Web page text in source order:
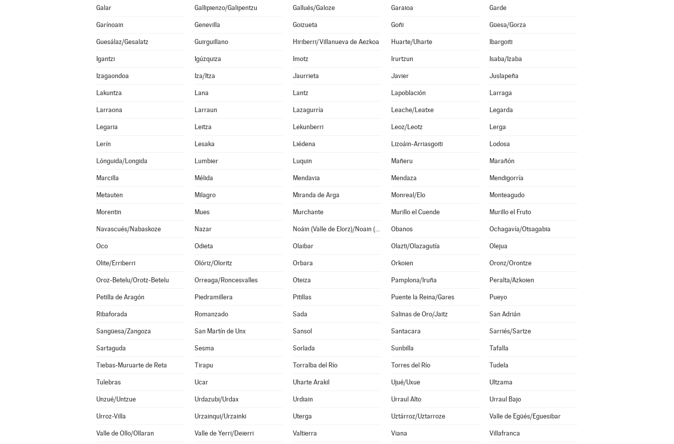
Galar Gallipienzo/Galipentzu Gallués/Galoze Garaioa Garde
Garínoain Genevilla Goizueta Goñi Güesa/Gorza
Guesálaz/Gesalatz Guirguillano Hiriberri/Villanueva de Aezkoa Huarte/Uharte Ibargoiti
Igantzi Igúzquiza Imotz Irurtzun Isaba/Izaba
Izagaondoa Iza/Itza Jaurrieta Javier Juslapeña
Lakuntza Lana Lantz Lapoblación Larraga
Larraona Larraun Lazagurría Leache/Leatxe Legarda
Legaria Leitza Lekunberri Leoz/Leotz Lerga
Lerín Lesaka Liédena Lizoáin-Arriasgoiti Lodosa
Lónguida/Longida Lumbier Luquin Mañeru Marañón
Marcilla Mélida Mendavia Mendaza Mendigorría
Metauten Milagro Miranda de Arga Monreal/Elo Monteagudo
Morentin Mues Murchante Murillo el Cuende Murillo el Fruto
Navascués/Nabaskoze Nazar Noáin (Valle de Elorz)/Noain (Elortzibar) Obanos Ochagavía/Otsagabia
Oco Odieta Olaibar Olazti/Olazagutía Olejua
Olite/Erriberri Olóriz/Oloritz Orbara Orkoien Oronz/Orontze
Oroz-Betelu/Orotz-Betelu Orreaga/Roncesvalles Oteiza Pamplona/Iruña Peralta/Azkoien
Petilla de Aragón Piedramillera Pitillas Puente la Reina/Gares Pueyo
Ribaforada Romanzado Sada Salinas de Oro/Jaitz San Adrián
Sangüesa/Zangoza San Martín de Unx Sansol Santacara Sarriés/Sartze
Sartaguda Sesma Sorlada Sunbilla Tafalla
Tiebas-Muruarte de Reta Tirapu Torralba del Río Torres del Río Tudela
Tulebras Ucar Uharte Arakil Ujué/Uxue Ultzama
Unzué/Untzue Urdazubi/Urdax Urdiain Urraul Alto Urraul Bajo
Urroz-Villa Urzainqui/Urzainki Uterga Uztárroz/Uztarroze Valle de Egüés/Eguesibar
Valle de Ollo/Ollaran Valle de Yerri/Deierri Valtierra Viana Villafranca